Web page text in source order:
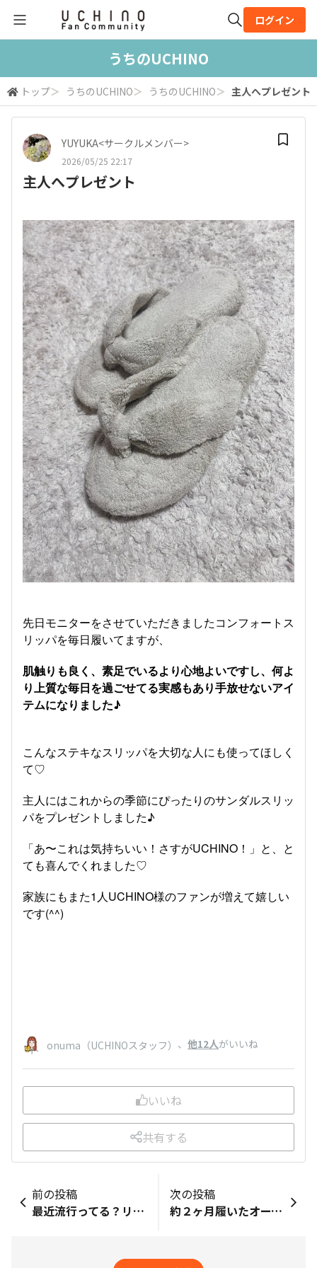
検索
ログイン
うちのUCHINO
トップ＞ うちのUCHINO＞ うちのUCHINO＞ 主人へプレゼント
YUYUKA<サークルメンバー>
2026/05/25 22:17
主人へプレゼント
先日モニターをさせていただきましたコンフォートス
リッパを毎日履いてますが、
肌触りも良く、素足でいるより心地よいですし、何よ
り上質な毎日を過ごせてる実感もあり手放せないアイ
テムになりました♪
こんなステキなスリッパを大切な人にも使ってほしく
て♡
主人にはこれからの季節にぴったりのサンダルスリッ
パをプレゼントしました♪
「あ〜これは気持ちいい！さすがUCHINO！」と、と
ても喜んでくれました♡
家族にもまた1人UCHINO様のファンが増えて嬉しい
です(^^)
onuma（UCHINOスタッフ） 、 他12人がいいね
いいね
共有する
前の投稿
最近流行ってる？リカバリーシリーズ！
次の投稿
約２ヶ月履いたオープントウスリッパ